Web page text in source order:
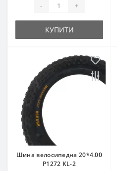
- +
КУПИТИ
Шина велосипедна 20*4.00
P1272 KL-2